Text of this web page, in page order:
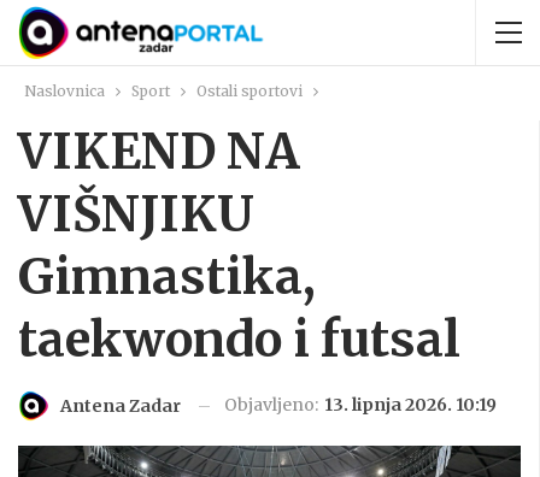
Naslovnica Sport Ostali sportovi
VIKEND NA
VIŠNJIKU
Gimnastika,
taekwondo i futsal
Antena Zadar Objavljeno: 13. lipnja 2026. 10:19